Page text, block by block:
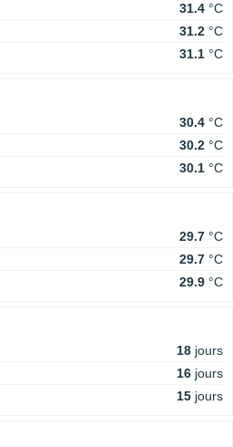
31.4 °C
31.2 °C
31.1 °C
30.4 °C
30.2 °C
30.1 °C
29.7 °C
29.7 °C
29.9 °C
18 jours
16 jours
15 jours